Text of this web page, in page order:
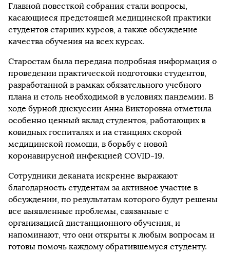
Главной повесткой собрания стали вопросы,
касающиеся предстоящей медицинской практики
студентов старших курсов, а также обсуждение
качества обучения на всех курсах.
Старостам была передана подробная информация о
проведении практической подготовки студентов,
разработанной в рамках обязательного учебного
плана и столь необходимой в условиях пандемии. В
ходе бурной дискуссии Анна Викторовна отметила
особенно ценный вклад студентов, работающих в
ковидных госпиталях и на станциях скорой
медицинской помощи, в борьбу с новой
коронавирусной инфекцией COVID-19.
Сотрудники деканата искренне выражают
благодарность студентам за активное участие в
обсуждении, по результатам которого будут решены
все выявленные проблемы, связанные с
организацией дистанционного обучения, и
напоминают, что они открыты к любым вопросам и
готовы помочь каждому обратившемуся студенту.